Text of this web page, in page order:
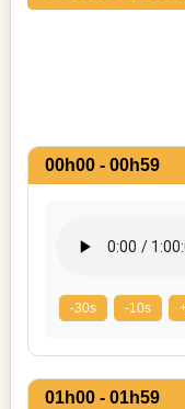
00h00 - 00h59
-30s -10s
01h00 - 01h59